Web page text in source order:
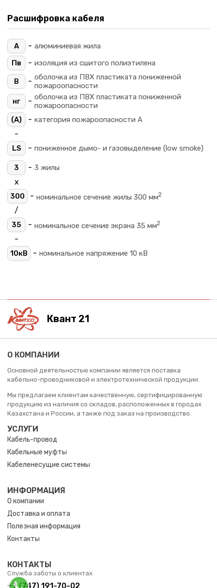
Расшифровка кабеля
А - алюминиевая жила
Пв
- изоляция из сшитого полиэтилена
В - оболочка из ПВХ пластиката пониженной
пожароопасности
нг
- оболочка из ПВХ пластиката пониженной
пожароопасности
(A)
- категория пожароопасности A
-
LS - пониженное дымо- и газовыделение (low smoke)
3 - 3 жилы
х
300 - номинальное сечение жилы 300 мм2
/
35 - номинальное сечение экрана 35 мм2
-
10кВ - номинальное напряжение 10 кВ
Квант 21
О КОМПАНИИ
Основной деятельностью компании является поставка
кабельно-проводниковой и электротехнической продукции.
Мы предлагаем клиентам качественную, сертифицированную
продукцию из наличия со складов, расположенных в городах
Казахстана и России, а также под заказ на производство.
УСЛУГИ
Кабель-провод
Кабельные муфты
Кабеленесущие системы
ИНФОРМАЦИЯ
О компании
Доставка и оплата
Полезная информация
Контакты
КОНТАКТЫ
Служба заботы о клиентах
+7 (747) 191-70-02